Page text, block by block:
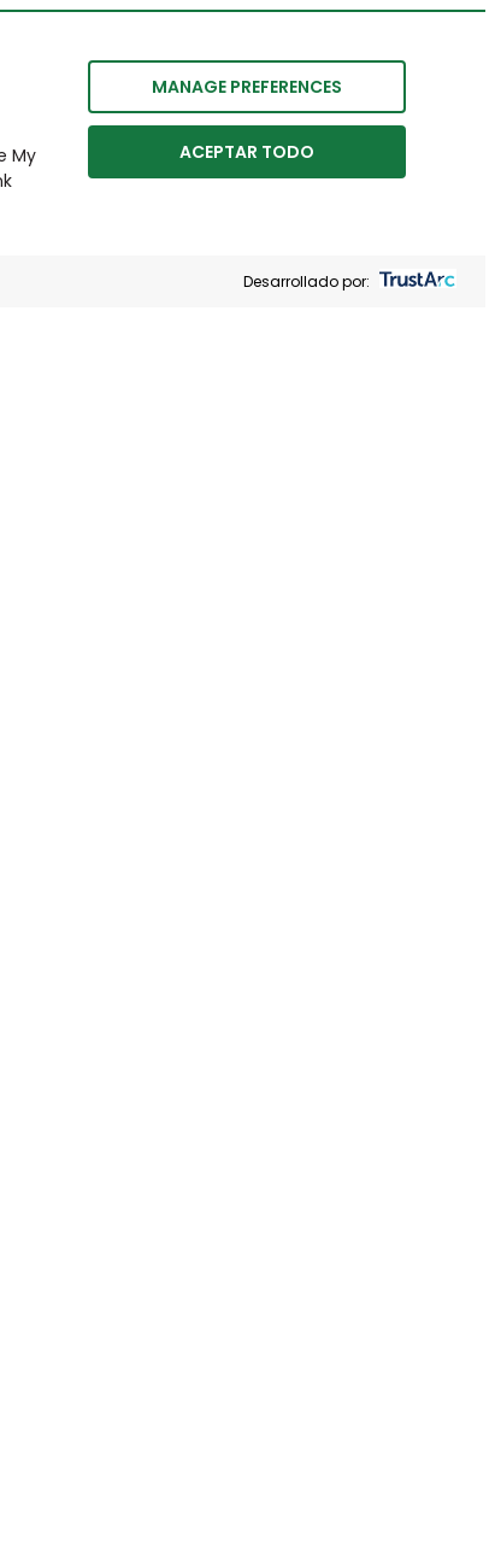
My
MANAGE PREFERENCES
ACEPTAR TODO
Desarrollado por: